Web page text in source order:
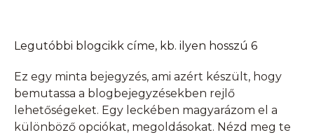
Legutóbbi blogcikk címe, kb. ilyen hosszú 6
Ez egy minta bejegyzés, ami azért készült, hogy
bemutassa a blogbejegyzésekben rejlő
lehetőségeket. Egy leckében magyarázom el a
különböző opciókat, megoldásokat. Nézd meg te